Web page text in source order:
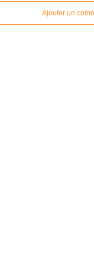
Ajouter un